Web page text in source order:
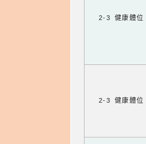
2-3 健康體位
2-3 健康體位